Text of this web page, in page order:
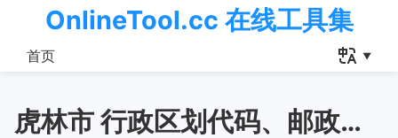
OnlineTool.cc 在线工具集
首页
虎林市 行政区划代码、邮政编码、区号查询